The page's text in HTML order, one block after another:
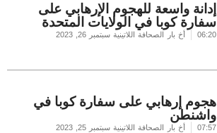
إدانة واسعة للهجوم الإرهابي على
سفارة كوبا في الولايات المتحدة
06:20 أخ بار الصحافة اللاتينية سبتمبر 26, 2023
هجوم إرهابي على سفارة كوبا في
واشنطن
07:57 أخ بار الصحافة اللاتينية سبتمبر 25, 2023